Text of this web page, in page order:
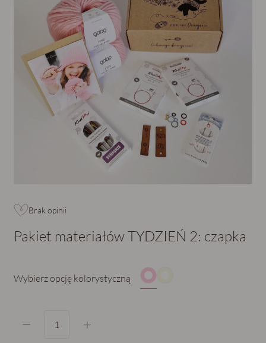
Brak opinii
Pakiet materiałów TYDZIEŃ 2: czapka
Wybierzopcję kolorystyczną